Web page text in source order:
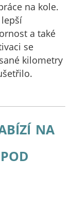
na kole.
a také
se
kilometry
na